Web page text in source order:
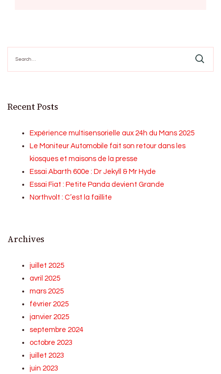
for:
Recent Posts
Expérience multisensorielle aux 24h du Mans 2025
Le Moniteur Automobile fait son retour dans les
kiosques et maisons de la presse
Essai Abarth 600e : Dr Jekyll & Mr Hyde
Essai Fiat : Petite Panda devient Grande
Northvolt : C’est la faillite
Archives
juillet 2025
avril 2025
mars 2025
février 2025
janvier 2025
septembre 2024
octobre 2023
juillet 2023
juin 2023